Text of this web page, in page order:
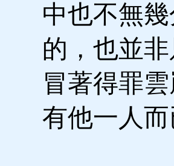
中也不無
的，也並
冒著得罪
有他一人而